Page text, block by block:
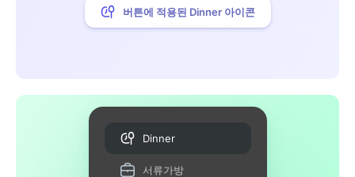
버튼에 적용된 Dinner 아이콘
Dinner
서류가방